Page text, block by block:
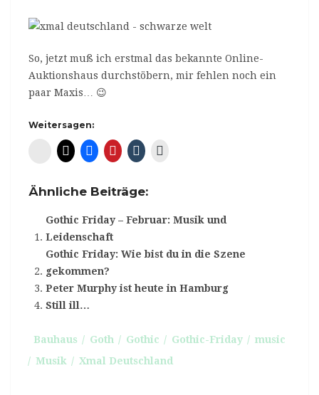
So, jetzt muß ich erstmal das bekannte Online-
Auktionshaus durchstöbern, mir fehlen noch ein
paar Maxis… 😉
Weitersagen:
Diaspora*
Ähnliche Beiträge:
Gothic Friday – Februar: Musik und
Leidenschaft
Gothic Friday: Wie bist du in die Szene
gekommen?
Peter Murphy ist heute in Hamburg
Still ill…
Bauhaus Goth Gothic Gothic-Friday
music
Musik
Xmal Deutschland